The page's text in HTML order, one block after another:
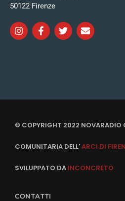
50122 Firenze
© COPYRIGHT 2022 NOVARADIO
COMUNITARIA DELL'ARCI DI
SVILUPPATO DA INCONCRETO
CONTATTI